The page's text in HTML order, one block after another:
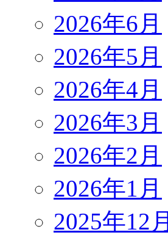
2026年6月
2026年5月
2026年4月
2026年3月
2026年2月
2026年1月
2025年12月